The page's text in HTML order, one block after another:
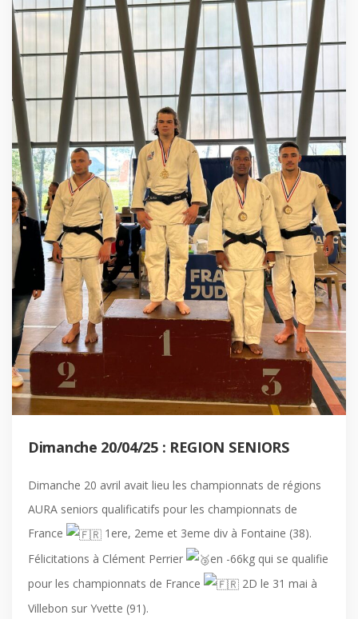
Dimanche 20/04/25 : REGION SENIORS
Dimanche 20 avril avait lieu les championnats de régions
AURA seniors qualificatifs pour les championnats de
France
1ere, 2eme et 3eme div à Fontaine (38).
Félicitations à Clément Perrier
en -66kg qui se qualifie
pour les championnats de France
2D le 31 mai à
Villebon sur Yvette (91).